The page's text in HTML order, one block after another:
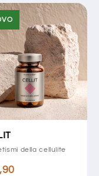
della cellulite